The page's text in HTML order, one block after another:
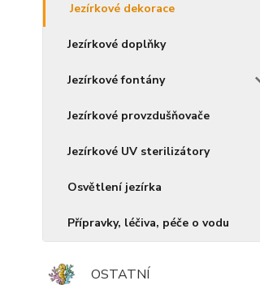
Jezírkové dekorace
Jezírkové doplňky
Jezírkové fontány
Jezírkové provzdušňovače
Jezírkové UV sterilizátory
Osvětlení jezírka
Přípravky, léčiva, péče o vodu
OSTATNÍ